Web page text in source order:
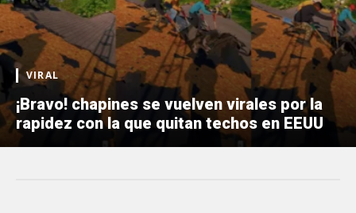
VIRAL
¡Bravo! chapines se vuelven virales por la
rapidez con la que quitan techos en EEUU